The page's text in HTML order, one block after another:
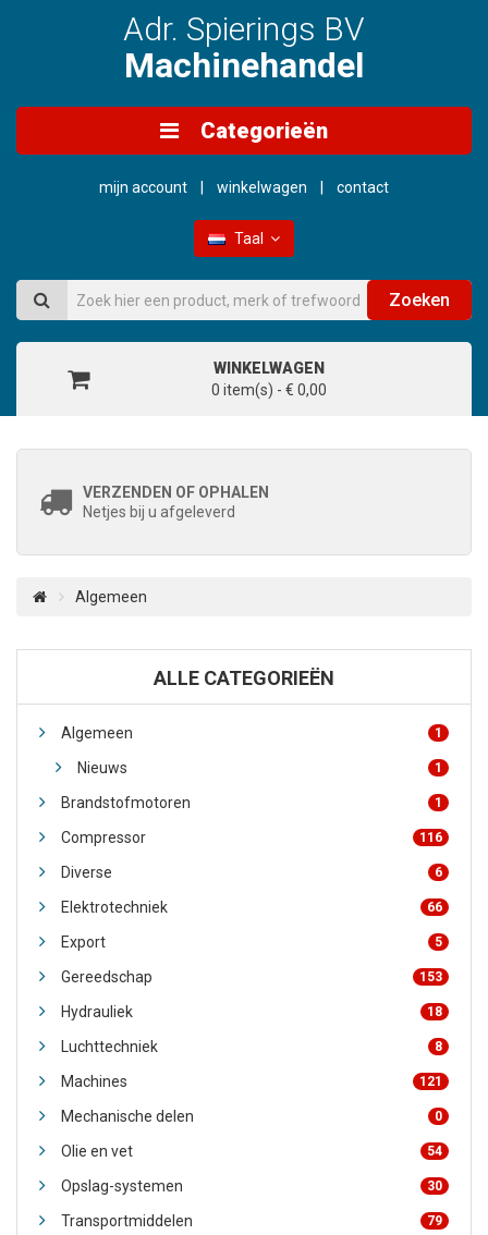
Adr. Spierings BV
Machinehandel
Categorieën
mijn account winkelwagen contact
Taal
Zoeken
WINKELWAGEN
0 item(s) - € 0,00
VERZENDEN OF OPHALEN
Netjes bij u afgeleverd
Algemeen
ALLE CATEGORIEËN
Algemeen 1
Nieuws 1
Brandstofmotoren 1
Compressor 116
Diverse 6
Elektrotechniek 66
Export 5
Gereedschap 153
Hydrauliek 18
Luchttechniek 8
Machines 121
Mechanische delen 0
Olie en vet 54
Opslag-systemen 30
Transportmiddelen 79